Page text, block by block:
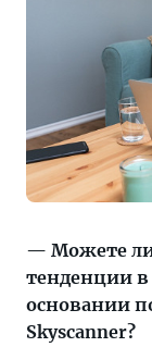
— Можете
тенденции в
основании
Skyscanner?